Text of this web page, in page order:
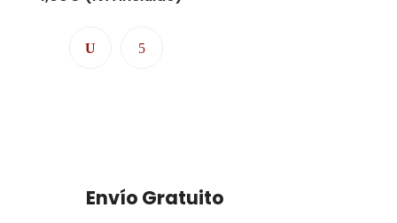
Envío Gratuito